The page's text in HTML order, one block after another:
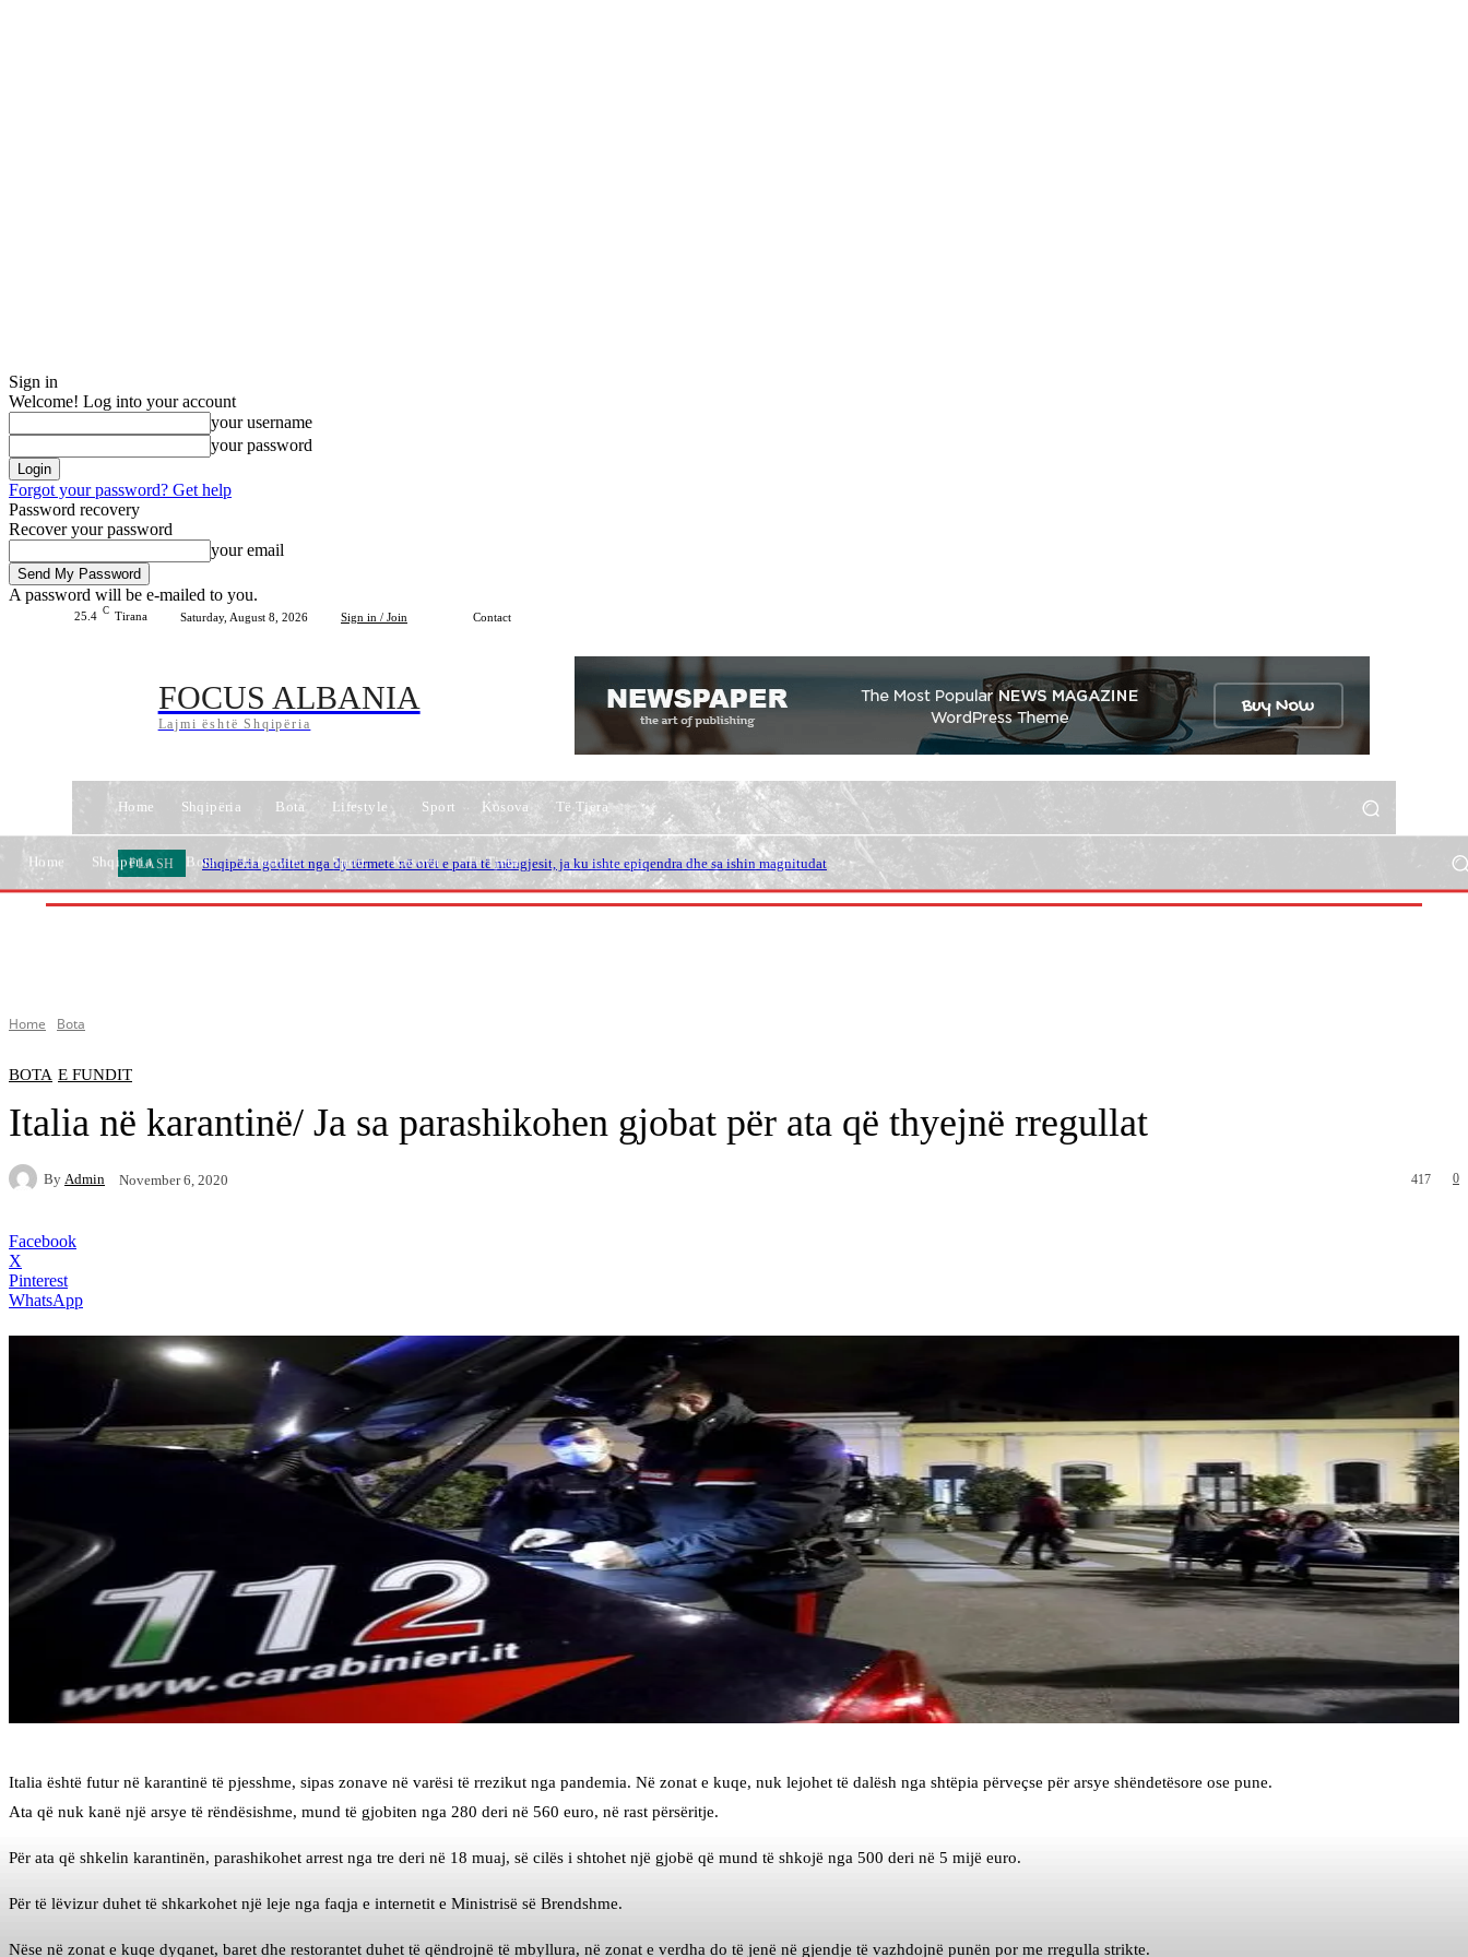
Sign in
Welcome! Log into your account
your username
your password
Forgot your password? Get help
Password recovery
Recover your password
your email
A password will be e-mailed to you.
25.4 C Tirana Saturday, August 8, 2026 Sign in / Join Contact
FOCUS ALBANIA
Lajmi është Shqipëria
Home Shqipëria Bota Lifestyle Sport Kosova Të Tjera
FLASH Shqipëria goditet nga dy tërmete në orët e para të mëngjesit, ja ku ishte epiqendra dhe sa ishin magnitudat
Home Shqipëria Bota Lifestyle Sport Kosova Të Tjera
Home Bota
BOTA E FUNDIT
Italia në karantinë/ Ja sa parashikohen gjobat për ata që thyejnë rregullat
By Admin November 6, 2020 0
417
Facebook
X
Pinterest
WhatsApp
Italia është futur në karantinë të pjesshme, sipas zonave në varësi të rrezikut nga pandemia. Në zonat e kuqe, nuk lejohet të dalësh nga shtëpia përveçse për arsye shëndetësore ose pune.
Ata që nuk kanë një arsye të rëndësishme, mund të gjobiten nga 280 deri në 560 euro, në rast përsëritje.
Për ata që shkelin karantinën, parashikohet arrest nga tre deri në 18 muaj, së cilës i shtohet një gjobë që mund të shkojë nga 500 deri në 5 mijë euro.
Për të lëvizur duhet të shkarkohet një leje nga faqja e internetit e Ministrisë së Brendshme.
Nëse në zonat e kuqe dyqanet, baret dhe restorantet duhet të qëndrojnë të mbyllura, në zonat e verdha do të jenë në gjendje të vazhdojnë punën por me rregulla strikte.